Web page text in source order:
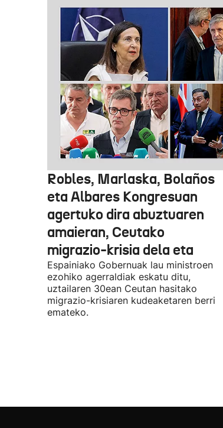
Robles, Marlaska, Bolaños
eta Albares Kongresuan
agertuko dira abuztuaren
amaieran, Ceutako
migrazio-krisia dela eta
Espainiako Gobernuak lau ministroen
ezohiko agerraldiak eskatu ditu,
uztailaren 30ean Ceutan hasitako
migrazio-krisiaren kudeaketaren berri
emateko.